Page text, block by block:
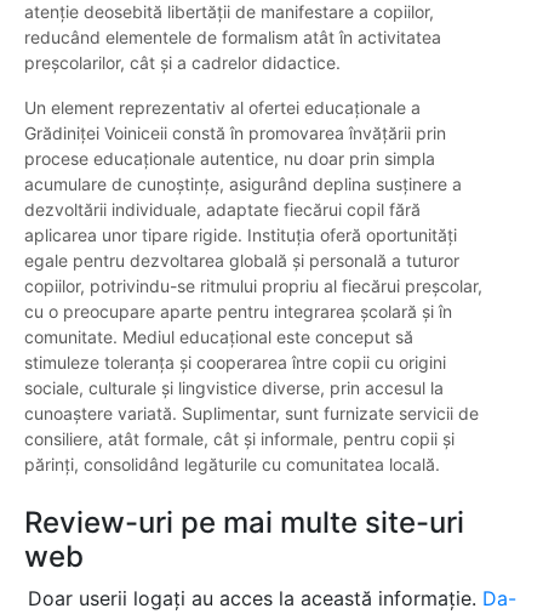
atenție deosebită libertății de manifestare a copiilor,
reducând elementele de formalism atât în activitatea
preșcolarilor, cât și a cadrelor didactice.
Un element reprezentativ al ofertei educaționale a
Grădiniței Voiniceii constă în promovarea învățării prin
procese educaționale autentice, nu doar prin simpla
acumulare de cunoștințe, asigurând deplina susținere a
dezvoltării individuale, adaptate fiecărui copil fără
aplicarea unor tipare rigide. Instituția oferă oportunități
egale pentru dezvoltarea globală și personală a tuturor
copiilor, potrivindu-se ritmului propriu al fiecărui preșcolar,
cu o preocupare aparte pentru integrarea școlară și în
comunitate. Mediul educațional este conceput să
stimuleze toleranța și cooperarea între copii cu origini
sociale, culturale și lingvistice diverse, prin accesul la
cunoaștere variată. Suplimentar, sunt furnizate servicii de
consiliere, atât formale, cât și informale, pentru copii și
părinți, consolidând legăturile cu comunitatea locală.
Review-uri pe mai multe site-uri
web
Doar userii logați au acces la această informație. Da-